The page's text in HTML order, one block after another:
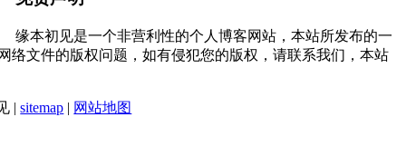
缘本初见是一个非营利性的个人博客网站，本站所发布的一
络文件的版权问题，如有侵犯您的版权，请联系我们，本站
|sitemap | 网站地图